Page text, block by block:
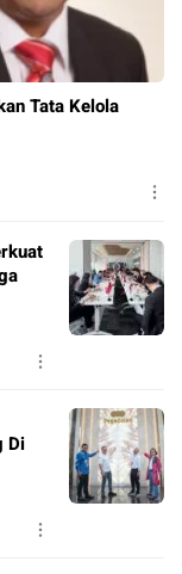
Tata Kelola
Di